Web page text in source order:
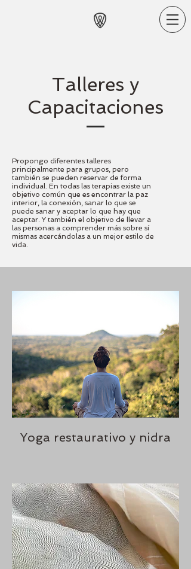
Talleres y
Capacitaciones
Propongo diferentes talleres
principalmente para grupos, pero
también se pueden reservar de forma
individual. En todas las terapias existe un
objetivo común que es encontrar la paz
interior, la conexión, sanar lo que se
puede sanar y aceptar lo que hay que
aceptar. Y también el objetivo de llevar a
las personas a comprender más sobre sí
mismas acercándolas a un mejor estilo de
vida.
Yoga restaurativo y nidra